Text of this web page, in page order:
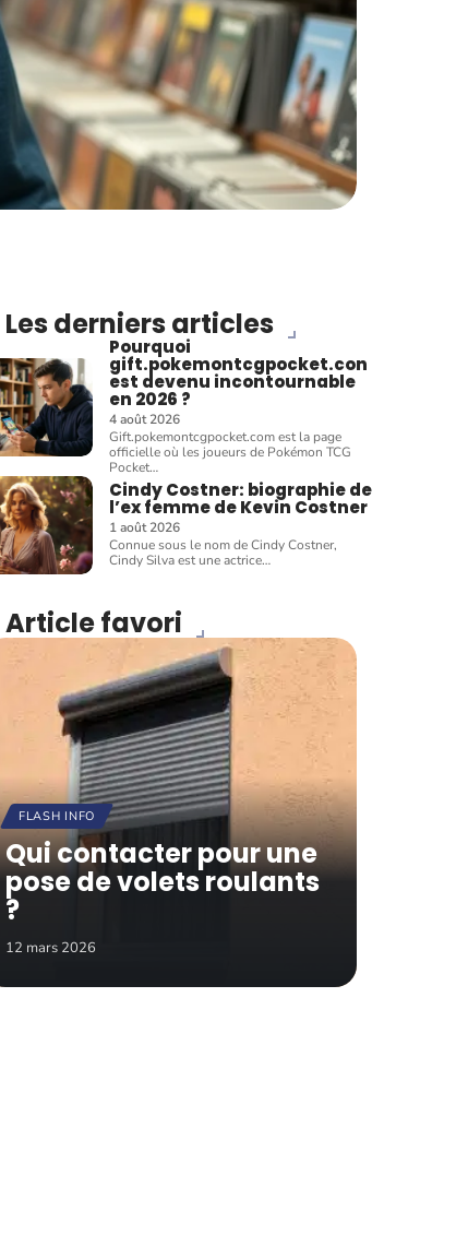
Les derniers articles
Pourquoi
gift.pokemontcgpocket.con
est devenu incontournable
en 2026 ?
4 août 2026
Gift.pokemontcgpocket.com est la page
officielle où les joueurs de Pokémon TCG
Pocket…
Cindy Costner: biographie de
l’ex femme de Kevin Costner
1 août 2026
Connue sous le nom de Cindy Costner,
Cindy Silva est une actrice…
Article favori
FLASH INFO
Qui contacter pour une
pose de volets roulants
?
12 mars 2026